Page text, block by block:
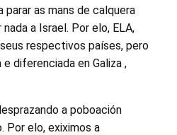
as mans de calquera
a Israel. Por elo, ELA,
respectivos países, pero
diferenciada en Galiza ,
a poboación
Por elo, exiximos a